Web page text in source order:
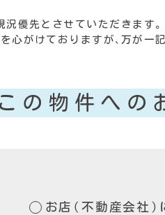
優先とさせていただきます。
がけておりますが、万が一
この物件への
お店（不動産会社